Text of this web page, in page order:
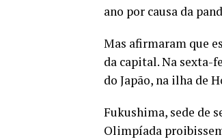
ano por causa da
Mas afirmaram que
da capital. Na sexta-
do Japão, na ilha de
Fukushima, sede de
Olimpíada